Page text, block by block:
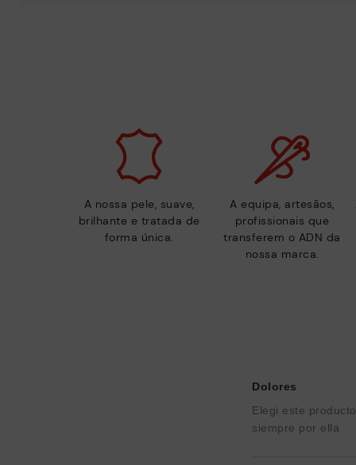
A nossa pele, suave,
brilhante e tratada de
forma única.
A equipa, artesãos,
profissionais que
transferem o ADN da
nossa marca.
Dolores
Elegi este
siempre por ella